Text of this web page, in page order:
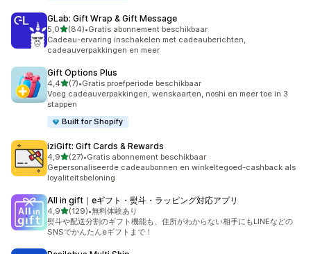
GLab: Gift Wrap & Gift Message
5,0van 5 sterren
(84)
84 recensies in totaal
•Gratis abonnement beschikbaar
Cadeau-ervaring inschakelen met cadeauberichten,
cadeauverpakkingen en meer
Gift Options Plus
4,4van 5 sterren
(7)
7 recensies in totaal
•Gratis proefperiode beschikbaar
Voeg cadeauverpakkingen, wenskaarten, noshi en meer toe in 3
stappen
Built for Shopify
iziGift: Gift Cards & Rewards
4,9van 5 sterren
(27)
27 recensies in totaal
•Gratis abonnement beschikbaar
Gepersonaliseerde cadeaubonnen en winkeltegoed-cashback als
loyaliteitsbeloning
All in gift｜eギフト・熨斗・ラッピング対応アプリ
4,9van 5 sterren
(129)
129 recensies in totaal
•無料体験あり
熨斗や配送分割のギフト機能も、住所がわからない相手にもLINEなどの
SNSでかんたんeギフトまで！